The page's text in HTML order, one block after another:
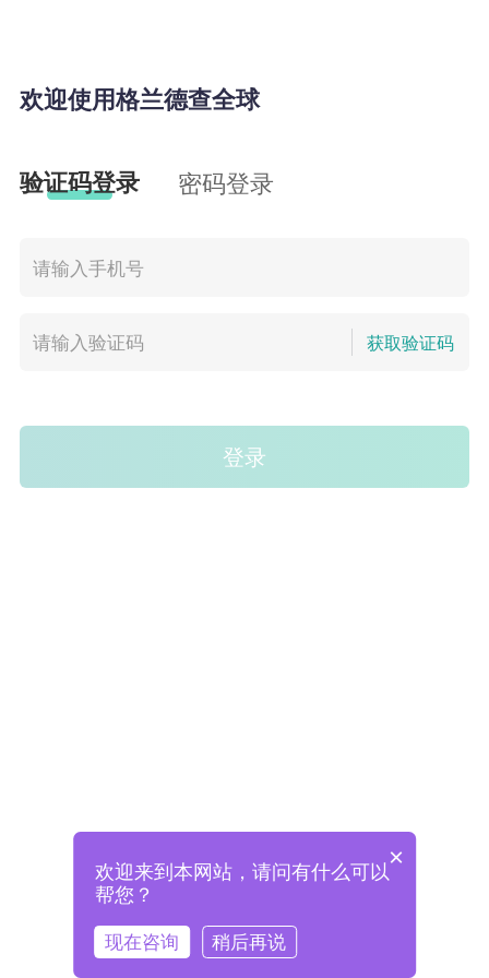
欢迎使用格兰德查全球
验证码登录 密码登录
获取验证码
登录
登录即表示已阅读并同意《格兰德官网用户协议》
×
欢迎来到本网站，请问有什么可以
帮您？
现在咨询 稍后再说